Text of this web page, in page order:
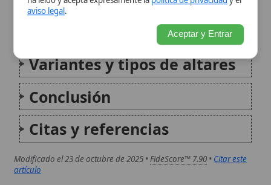
Citas y referencias
FideScore™ 7.90•Citar este
artículo
El altar mayor, también conocido como altare
summum o majus, es el altar principal y más
importante en una iglesia católica, y es fundamental
para la celebración de la Eucaristía. Simboliza a Cristo
y la mesa del banquete eucarístico donde...
Altar menor